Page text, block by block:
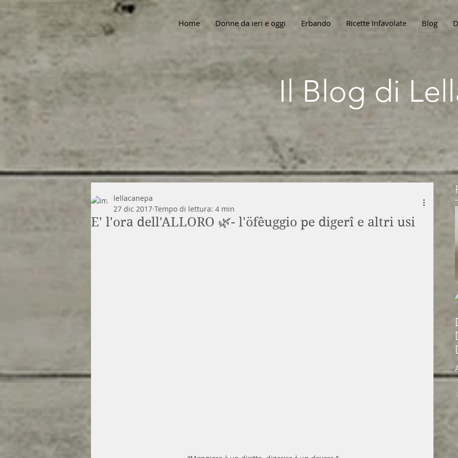
Home Donne da ieri e oggi Erbando Ricette Infavolate Blog
Il Blog di
E' l'ora dell'ALLORO 🌿- l'öfêuggio pe digerî e altri usi
lellacanepa
27 dic 2017 Tempo di lettura: 4 min